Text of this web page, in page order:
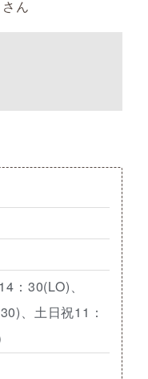
ん
：30(LO)、
、土日祝11：